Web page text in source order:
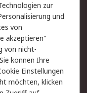
zur
und
von
akzeptieren"
von nicht-
können Ihre
Einstellungen
möchten, klicken